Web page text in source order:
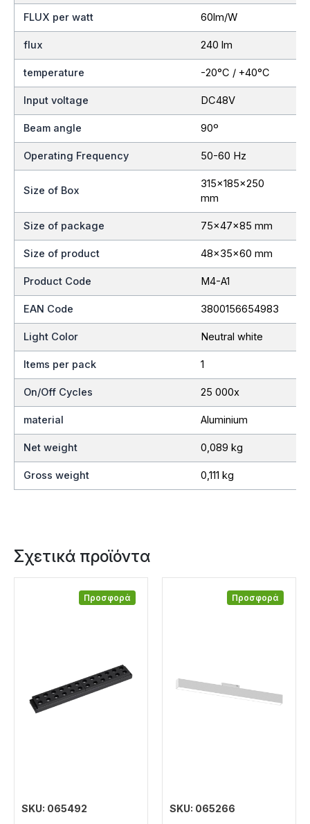
FLUX per watt 60lm/W
flux 240 lm
temperature -20°C / +40°C
Input voltage DC48V
Beam angle 90º
Operating Frequency 50-60 Hz
Size of Box
315x185x250
mm
Size of package 75x47x85 mm
Size of product 48x35x60 mm
Product Code M4-A1
EAN Code 3800156654983
Light Color Neutral white
Items per pack 1
On/Off Cycles 25 000x
material Aluminium
Net weight 0,089 kg
Gross weight 0,111 kg
Σχετικά προϊόντα
Προσφορά
SKU: 065492
Προσφορά
SKU: 065266